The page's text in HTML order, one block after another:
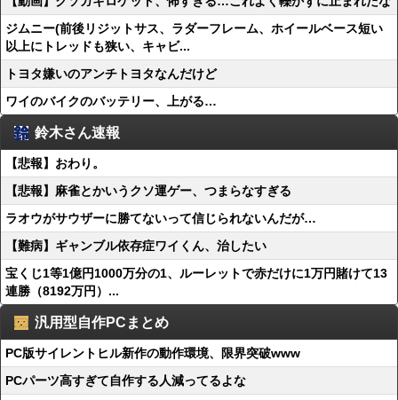
ジムニー(前後リジットサス、ラダーフレーム、ホイールベース短い
以上にトレッドも狭い、キャビ...
トヨタ嫌いのアンチトヨタなんだけど
ワイのバイクのバッテリー、上がる…
鈴木さん速報
【悲報】おわり。
【悲報】麻雀とかいうクソ運ゲー、つまらなすぎる
ラオウがサウザーに勝てないって信じられないんだが…
【難病】ギャンブル依存症ワイくん、治したい
宝くじ1等1億円1000万分の1、ルーレットで赤だけに1万円賭けて13
連勝（8192万円）...
汎用型自作PCまとめ
PC版サイレントヒル新作の動作環境、限界突破www
PCパーツ高すぎて自作する人減ってるよな